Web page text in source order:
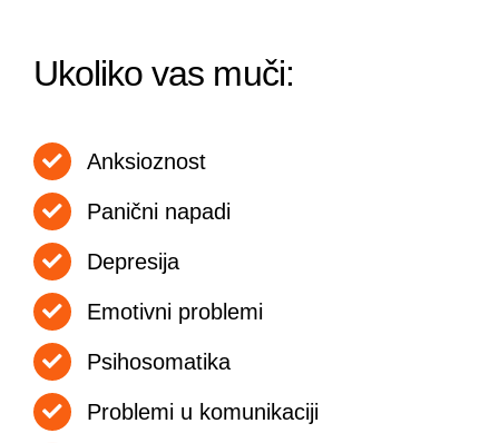
Priručnik za zaposlene
Business continuity
Ukoliko vas muči:
Anksioznost
Panični napadi
Depresija
Emotivni problemi
Psihosomatika
Problemi u komunikaciji